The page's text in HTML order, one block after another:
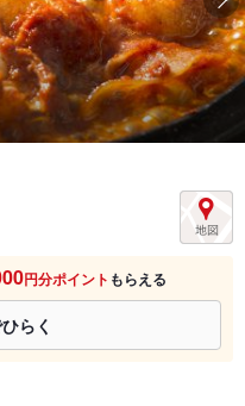
円分ポイント もらえる
らく